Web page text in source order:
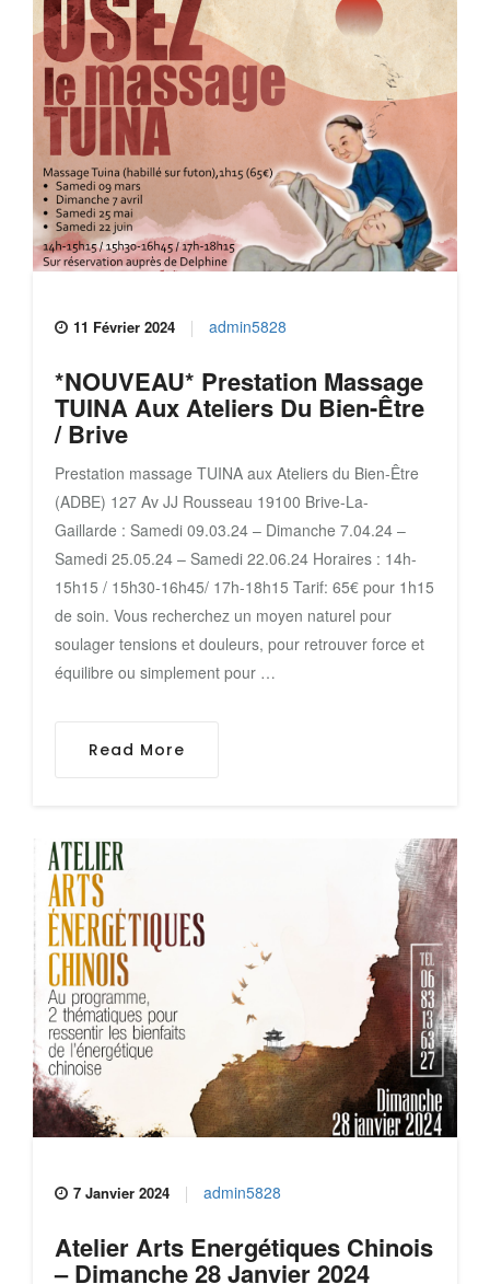
11 Février 2024 admin5828
*NOUVEAU* Prestation Massage
TUINA Aux Ateliers Du Bien-Être
/ Brive
Prestation massage TUINA aux Ateliers du Bien-Être
(ADBE) 127 Av JJ Rousseau 19100 Brive-La-
Gaillarde : Samedi 09.03.24 – Dimanche 7.04.24 –
Samedi 25.05.24 – Samedi 22.06.24 Horaires : 14h-
15h15 / 15h30-16h45/ 17h-18h15 Tarif: 65€ pour 1h15
de soin. Vous recherchez un moyen naturel pour
soulager tensions et douleurs, pour retrouver force et
équilibre ou simplement pour …
Read More
7 Janvier 2024 admin5828
Atelier Arts Energétiques Chinois
– Dimanche 28 Janvier 2024